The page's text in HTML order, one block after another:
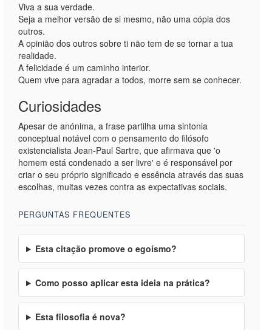
Viva a sua verdade.
Seja a melhor versão de si mesmo, não uma cópia dos
outros.
A opinião dos outros sobre ti não tem de se tornar a tua
realidade.
A felicidade é um caminho interior.
Quem vive para agradar a todos, morre sem se conhecer.
Curiosidades
Apesar de anónima, a frase partilha uma sintonia
conceptual notável com o pensamento do filósofo
existencialista Jean-Paul Sartre, que afirmava que 'o
homem está condenado a ser livre' e é responsável por
criar o seu próprio significado e essência através das suas
escolhas, muitas vezes contra as expectativas sociais.
PERGUNTAS FREQUENTES
Esta citação promove o egoísmo?
Como posso aplicar esta ideia na prática?
Esta filosofia é nova?